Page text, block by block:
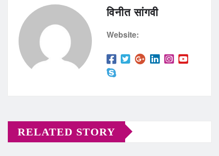
विनीत सांगवी
Website:
RELATED STORY